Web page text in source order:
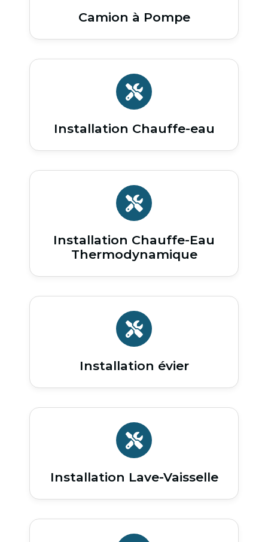
Camion à Pompe
Installation Chauffe-eau
Installation Chauffe-Eau
Thermodynamique
Installation évier
Installation Lave-Vaisselle